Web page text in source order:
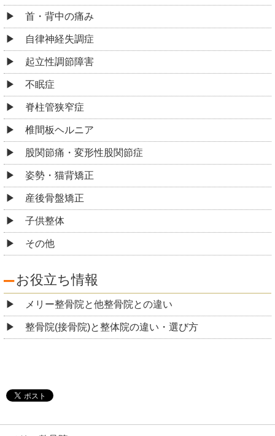
首・背中の痛み
自律神経失調症
起立性調節障害
不眠症
脊柱管狭窄症
椎間板ヘルニア
股関節痛・変形性股関節症
姿勢・猫背矯正
産後骨盤矯正
子供整体
その他
お役立ち情報
メリー整骨院と他整骨院との違い
整骨院(接骨院)と整体院の違い・選び方